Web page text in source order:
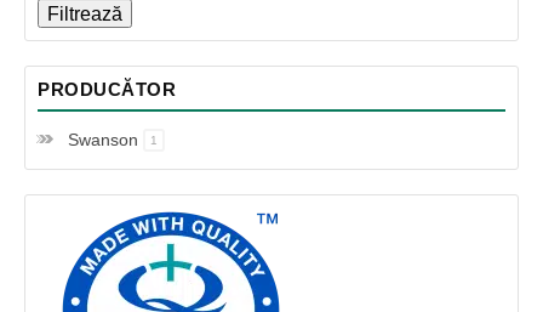
Filtrează
PRODUCĂTOR
Swanson 1